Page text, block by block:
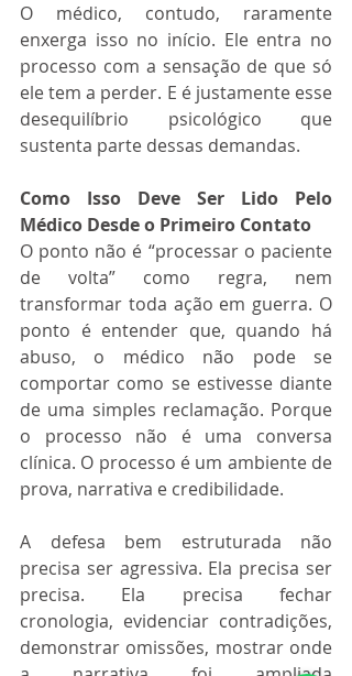
O médico, contudo, raramente
enxerga isso no início. Ele entra no
processo com a sensação de que só
ele tem a perder. E é justamente esse
desequilíbrio psicológico que
sustenta parte dessas demandas.
Como Isso Deve Ser Lido Pelo
Médico Desde o Primeiro Contato
O ponto não é “processar o paciente
de volta” como regra, nem
transformar toda ação em guerra. O
ponto é entender que, quando há
abuso, o médico não pode se
comportar como se estivesse diante
de uma simples reclamação. Porque
o processo não é uma conversa
clínica. O processo é um ambiente de
prova, narrativa e credibilidade.
A defesa bem estruturada não
precisa ser agressiva. Ela precisa ser
precisa. Ela precisa fechar
cronologia, evidenciar contradições,
demonstrar omissões, mostrar onde